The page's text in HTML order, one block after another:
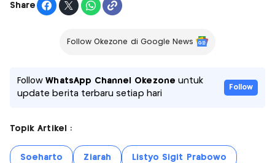
Share
Follow Okezone di Google News
FollowWhatsApp Channel Okezone untuk
update berita terbaru setiap hari
Follow
Topik Artikel :
Soeharto Ziarah Listyo Sigit Prabowo